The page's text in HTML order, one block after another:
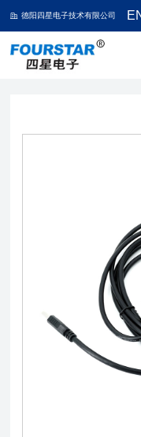
德阳四星电子技术有限公司